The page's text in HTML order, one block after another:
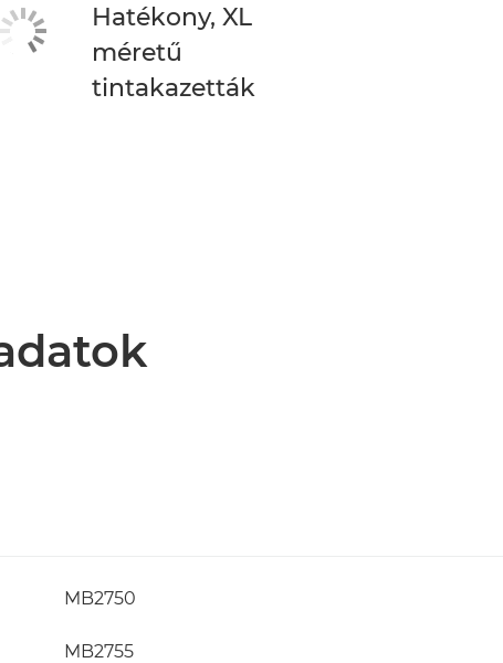
Hatékony, XL
méretű
tintakazetták
MB2750
MB2755